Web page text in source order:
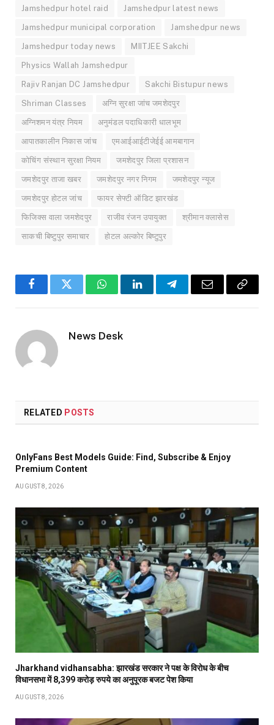
Jamshedpur hotel raid Jamshedpur latest news
Jamshedpur municipal corporation Jamshedpur news
Jamshedpur today news MIITJEE Sakchi
Physics Wallah Jamshedpur
Rajiv Ranjan DC Jamshedpur Sakchi Bistupur news
Shriman Classes अग्नि सुरक्षा जांच जमशेदपुर
अग्निशमन यंत्र नियम अनुमंडल पदाधिकारी धालभूम
आपातकालीन निकास जांच एमआईआईटीजेईई आमबागान
कोचिंग संस्थान सुरक्षा नियम जमशेदपुर जिला प्रशासन
जमशेदपुर ताजा खबर जमशेदपुर नगर निगम जमशेदपुर न्यूज
जमशेदपुर होटल जांच फायर सेफ्टी ऑडिट झारखंड
फिजिक्स वाला जमशेदपुर राजीव रंजन उपायुक्त श्रीमान क्लासेस
साकची बिष्टुपुर समाचार होटल अल्कोर बिष्टुपुर
FacebookTwitter WhatsAppLinkedInTelegramEmail
Copy
News Desk
RELATED POSTS
OnlyFans Best Models Guide: Find, Subscribe & Enjoy
Premium Content
AUGUST 8, 2026
Jharkhand vidhansabha: झारखंड सरकार ने पक्ष के विरोध के बीच
विधानसभा में 8,399 करोड़ रुपये का अनुपूरक बजट पेश किया
AUGUST 8, 2026